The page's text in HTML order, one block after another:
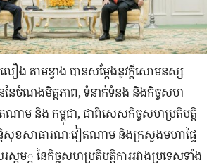
ង តាមខ្វាង បានសម្ដែងនូវក្ដីសោមនស្ស
ននៃចំណងមិត្តភាព,​ ទំនាក់ទំនង​ និងកិច្ចសហ
ៀតណាម និង កម្ពុជា, ជាពិសេសកិច្ចសហប្រតិបត្តិ
តិសុខសាធារណៈវៀតណាម និងក្រសួងមហាផ្ទៃ
តម​្ភ នៃកិច្ចសហប្រតិបត្តិការរវាងប្រទេសទាំង